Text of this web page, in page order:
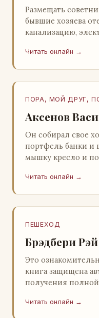
Размещать
бывшие хозяева
канализацию,
А. Алешин». …
Читать онлайн →
ПОРА, МОЙ ДРУГ,
Аксенов
Он собирал свое
портфель банки и
мышку кресло и
заставлял…
Читать онлайн →
ПЕШЕХОД
Брэдбери
Это
книга защищена
получения полной
легального ко…
Читать онлайн →